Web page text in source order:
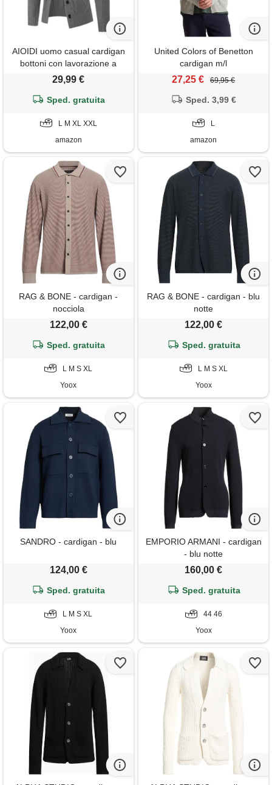
AIOIDI uomo casual cardigan
bottoni con lavorazione a
trecce e collo a scialle grigio
xxl
29,99 €
Sped. gratuita
L M XL XXL
amazon
United Colors of Benetton
cardigan m/l
27,25 € 69,95 €
Sped. 3,99 €
L
amazon
RAG & BONE - cardigan -
nocciola
122,00 €
Sped. gratuita
L M S XL
Yoox
RAG & BONE - cardigan - blu
notte
122,00 €
Sped. gratuita
L M S XL
Yoox
SANDRO - cardigan - blu
124,00 €
Sped. gratuita
L M S XL
Yoox
EMPORIO ARMANI - cardigan
- blu notte
160,00 €
Sped. gratuita
44 46
Yoox